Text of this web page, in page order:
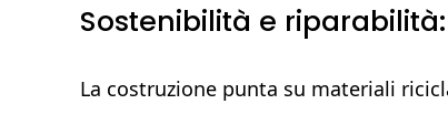
Sostenibilità e
La costruzione punta su materiali